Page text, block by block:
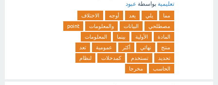
تعليمية بواسطة عبود
مما يلي يعد أوجه
الاختلاف
مصطلحي
البيانات والمعلومات
point
المادة
الأولية بينما
المعلومات
منتج
نهائي أكثر عمومية
تعد
تحديد
تستخدم كمدخلات
لنظام
الحاسب
مخرجا